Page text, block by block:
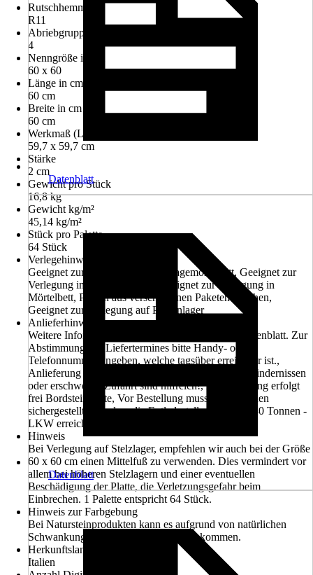
Rutschhemmung
R11
Abriebgruppe
4
Nenngröße in cm
60 x 60
Länge in cm
60 cm
Breite in cm
60 cm
Werkmaß (LxB)
59,7 x 59,7 cm
Stärke
2 cm
Gewicht pro Stück
16,8 kg
Gewicht kg/m²
45,14 kg/m²
Stück pro Palette
64 Stück
Verlegehinweis
Geeignet zur Verlegung im Drainagemörtelbett, Geeignet zur
Verlegung in Kies-/Splittbett, Geeignet zur Verlegung in
Mörtelbett, Platten aus verschiedenen Paketen mischen,
Geeignet zur Verlegung auf Plattenlager
Anlieferhinweis
Weitere Informationen entnehmen Sie bitte dem Datenblatt. Zur
Abstimmung des Liefertermines bitte Handy- oder
Telefonnummer angeben, welche tagsüber erreichbar ist.,
Anlieferung erfolgt mit einem LKW, Angaben zu Hindernissen
oder erschwerter Zufahrt sind hilfreich!, Die Lieferung erfolgt
frei Bordsteinkante, Vor Bestellung muss vom Kunden
sichergestellt sein, dass die Entladestelle mit einem 40 Tonnen -
LKW erreichbar ist.
Hinweis
Bei Verlegung auf Stelzlager, empfehlen wir auch bei der Größe
60 x 60 cm einen Mittelfuß zu verwenden. Dies vermindert vor
allem bei höheren Stelzlagern und einer eventuellen
Beschädigung der Platte, die Verletzungsgefahr beim
Einbrechen. 1 Palette entspricht 64 Stück.
Hinweis zur Farbgebung
Bei Natursteinprodukten kann es aufgrund von natürlichen
Schwankungen zu Farbabweichungen kommen.
Herkunftsland
Italien
Datenblatt
Datenblatt